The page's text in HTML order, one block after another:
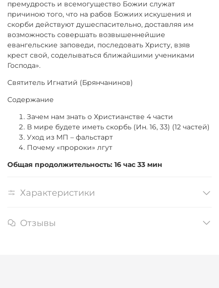
премудрость и всемогущество Божии служат
причиною того, что на рабов Божиих искушения и
скорби действуют душеспасительно, доставляя им
возможность совершать возвышеннейшие
евангельские заповеди, последовать Христу, взяв
крест свой, соделываться ближайшими учениками
Господа».
Святитель Игнатий (Брянчанинов)
Содержание
Зачем нам знать о Христианстве 4 части
В мире будете иметь скорбь (Ин. 16, 33) (12 частей)
Уход из МП – фальстарт
Почему «пророки» лгут
Общая продолжительность: 16 час 33 мин
Характеристики
Отзывы